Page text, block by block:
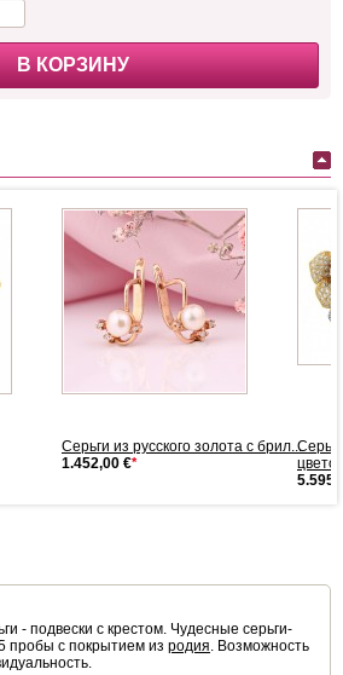
В КОРЗИНУ
Серьги из русского золота с брил...
1.452,00 €*
- подвески с крестом. Чудесные серьги-
пробы с покрытием из родия. Возможность